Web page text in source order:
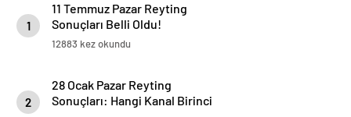
1
11 Temmuz Pazar Reyting
Sonuçları Belli Oldu!
12883 kez okundu
2
28 Ocak Pazar Reyting
Sonuçları: Hangi Kanal Birinci